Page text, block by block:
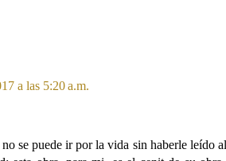
a las 5:20 a.m.
se puede ir por la vida sin haberle leído